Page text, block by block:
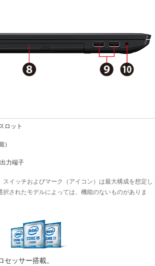
ロット
）
力端子
イッチおよびマーク（アイコン）は最大構成を想定し
されたモデルによっては、機能のないものがありま
ッサー搭載。